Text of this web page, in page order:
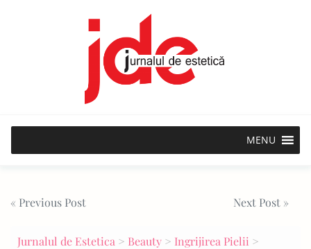
MENU
Post
navigation
« Previous Post Next Post »
Jurnalul de Estetica > Beauty > Ingrijirea Pielii >